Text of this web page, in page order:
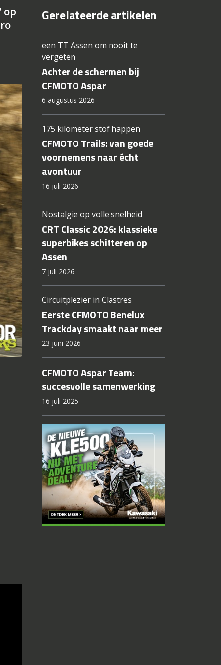
op
Gerelateerde artikelen
een TT Assen om nooit te
vergeten
Achter de schermen bij
CFMOTO Aspar
6 augustus 2026
175 kilometer stof happen
CFMOTO Trails: van goede
voornemens naar écht
avontuur
16 juli 2026
Nostalgie op volle snelheid
CRT Classic 2026: klassieke
superbikes schitteren op
Assen
7 juli 2026
Circuitplezier in Clastres
Eerste CFMOTO Benelux
Trackday smaakt naar meer
23 juni 2026
CFMOTO Aspar Team:
succesvolle samenwerking
16 juli 2025